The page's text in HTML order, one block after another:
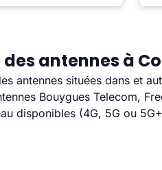
des antennes à
antennes situées dans et
Bouygues Telecom,
disponibles (4G, 5G ou